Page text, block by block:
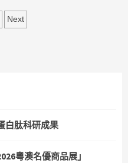
Next
白肽科研成果
粵澳名優商品展」